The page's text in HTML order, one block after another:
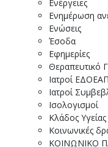
Ενέργειες
Ενημέρωση
Ενώσεις
Έσοδα
Εφημερίες
Θεραπευτικό
Ιατροί
Ιατροί
Ισολογισμοί
Κλάδος Υγείας
Κοινωνικές
ΚΟΙΝΩΝΙΚΟ